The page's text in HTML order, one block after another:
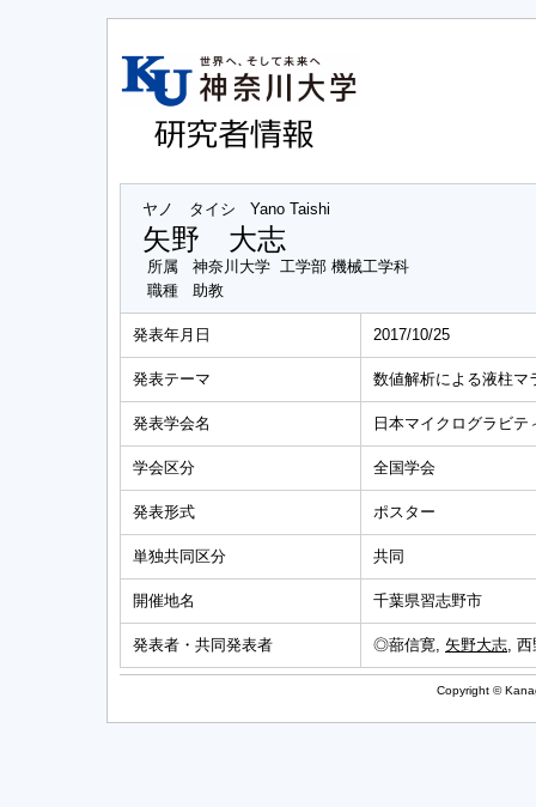
ヤノ タイシ Yano Taishi
矢野 大志
所属
神奈川大学 工学部 機械工学科
職種
助教
発表年月日 2017/10/25
発表テーマ 数値解析による液柱マ
発表学会名 日本マイクログラビ
学会区分 全国学会
発表形式 ポスター
単独共同区分 共同
開催地名 千葉県習志野市
発表者・共同発表者 ◎蔀信寛, 矢野大志, 西
Copyright ©